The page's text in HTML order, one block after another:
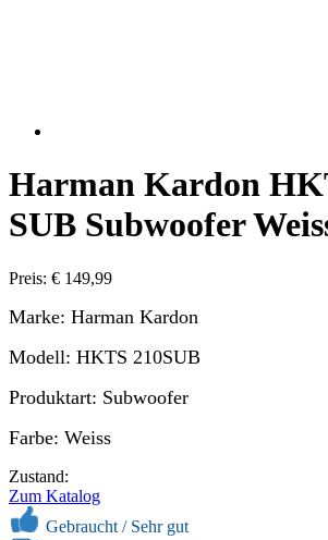
Harman Kardon
SUB Subwoofer
Preis: € 149,99
Marke: Harman Kardon
Modell: HKTS 210SUB
Produktart: Subwoofer
Farbe: Weiss
Zustand:
Zum Katalog
Gebraucht / Sehr gut